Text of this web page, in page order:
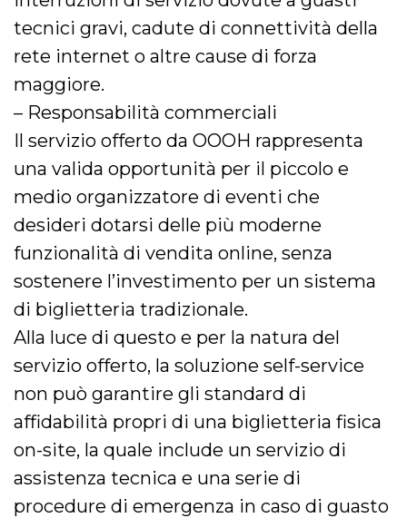
tecnici gravi, cadute di connettività della
rete internet o altre cause di forza
maggiore.
– Responsabilità commerciali
Il servizio offerto da OOOH rappresenta
una valida opportunità per il piccolo e
medio organizzatore di eventi che
desideri dotarsi delle più moderne
funzionalità di vendita online, senza
sostenere l’investimento per un sistema
di biglietteria tradizionale.
Alla luce di questo e per la natura del
servizio offerto, la soluzione self-service
non può garantire gli standard di
affidabilità propri di una biglietteria fisica
on-site, la quale include un servizio di
assistenza tecnica e una serie di
procedure di emergenza in caso di guasto